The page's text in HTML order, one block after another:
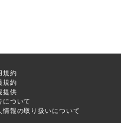
規約
規約
提供
について
情報の取り扱いについて